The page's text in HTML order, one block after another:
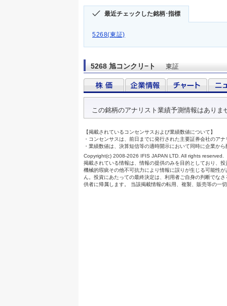
最近チェックした銘柄･指標
5268(東証)
5268 旭コンクリ−ト 東証